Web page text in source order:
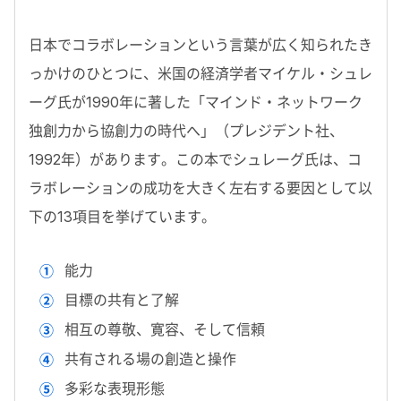
日本でコラボレーションという言葉が広く知られたき
っかけのひとつに、米国の経済学者マイケル・シュレ
ーグ氏が1990年に著した「マインド・ネットワーク
独創力から協創力の時代へ」（プレジデント社、
1992年）があります。この本でシュレーグ氏は、コ
ラボレーションの成功を大きく左右する要因として以
下の13項目を挙げています。
能力
目標の共有と了解
相互の尊敬、寛容、そして信頼
共有される場の創造と操作
多彩な表現形態